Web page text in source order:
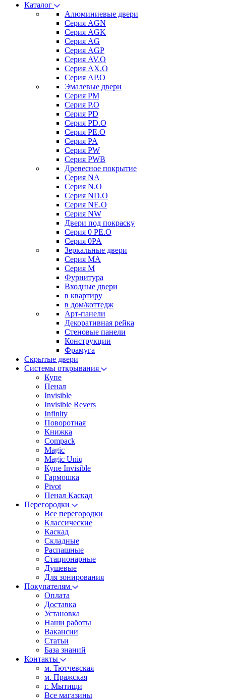
Каталог
Алюминиевые двери
Серия AGN
Серия AGK
Серия AG
Серия AGP
Серия AV.O
Серия AX.O
Серия AP.O
Эмалевые двери
Серия PM
Серия P.O
Серия PD
Серия PD.O
Серия PE.O
Серия PA
Серия PW
Серия PWB
Древесное покрытие
Серия NA
Серия N.O
Серия ND.O
Серия NE.O
Серия NW
Двери под покраску
Серия 0 PE.O
Серия 0PA
Зеркальные двери
Серия MA
Серия M
Фурнитура
Входные двери
в квартиру
в дом/коттедж
Арт-панели
Декоративная рейка
Стеновые панели
Конструкции
Фрамуга
Скрытые двери
Системы открывания
Купе
Пенал
Invisible
Invisible Revers
Infinity
Поворотная
Книжка
Compack
Magic
Magic Uniq
Купе Invisible
Гармошка
Pivot
Пенал Каскад
Перегородки
Все перегородки
Классические
Каскад
Складные
Распашные
Стационарные
Душевые
Для зонирования
Покупателям
Оплата
Доставка
Установка
Наши работы
Вакансии
Статьи
База знаний
Контакты
м. Тютчевская
м. Пражская
г. Мытищи
Все магазины